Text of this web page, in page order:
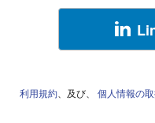
利用規約、及び、 個人情報の